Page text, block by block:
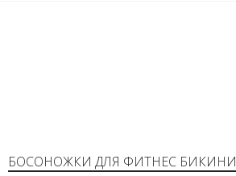
БОСОНОЖКИ ДЛЯ ФИТНЕС БИКИНИ